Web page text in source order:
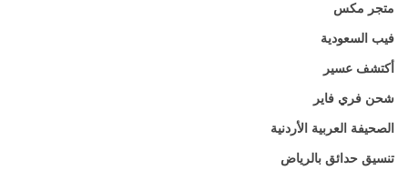
متجر مكس
فيب السعودية
أكتشف عسير
شحن فري فاير
الصحيفة العربية الأردنية
تنسيق حدائق بالرياض